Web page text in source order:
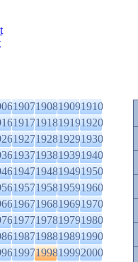
1907190819091910
1917191819191920
1927192819291930
1937193819391940
1947194819491950
1957195819591960
1967196819691970
1977197819791980
1987198819891990
1997199819992000